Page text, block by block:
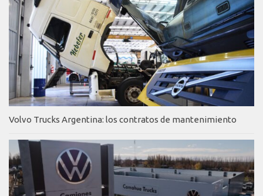
Volvo Trucks Argentina: los contratos de mantenimiento